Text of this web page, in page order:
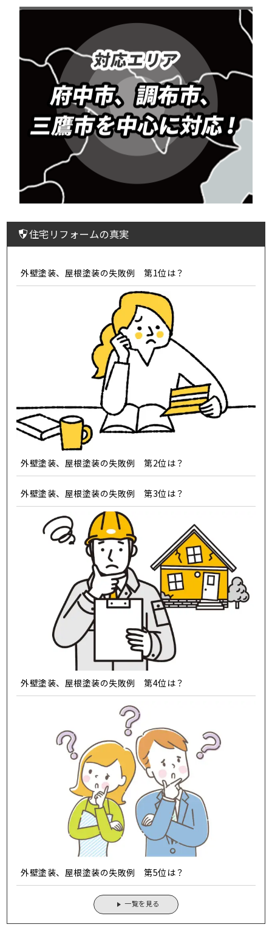
住宅リフォームの真実
外壁塗装、屋根塗装の失敗例 第1位は？
外壁塗装、屋根塗装の失敗例 第2位は？
外壁塗装、屋根塗装の失敗例 第3位は？
外壁塗装、屋根塗装の失敗例 第4位は？
外壁塗装、屋根塗装の失敗例 第5位は？
一覧を見る